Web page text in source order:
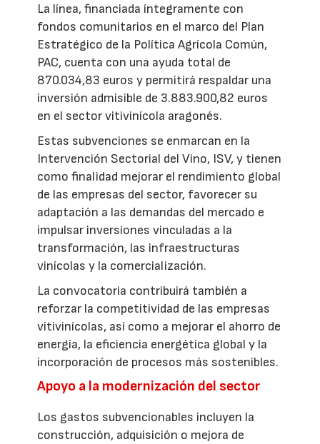
La línea, financiada íntegramente con
fondos comunitarios en el marco del Plan
Estratégico de la Política Agrícola Común,
PAC, cuenta con una ayuda total de
870.034,83 euros y permitirá respaldar una
inversión admisible de 3.883.900,82 euros
en el sector vitivinícola aragonés.
Estas subvenciones se enmarcan en la
Intervención Sectorial del Vino, ISV, y tienen
como finalidad mejorar el rendimiento global
de las empresas del sector, favorecer su
adaptación a las demandas del mercado e
impulsar inversiones vinculadas a la
transformación, las infraestructuras
vinícolas y la comercialización.
La convocatoria contribuirá también a
reforzar la competitividad de las empresas
vitivinícolas, así como a mejorar el ahorro de
energía, la eficiencia energética global y la
incorporación de procesos más sostenibles.
Apoyo a la modernización del sector
Los gastos subvencionables incluyen la
construcción, adquisición o mejora de